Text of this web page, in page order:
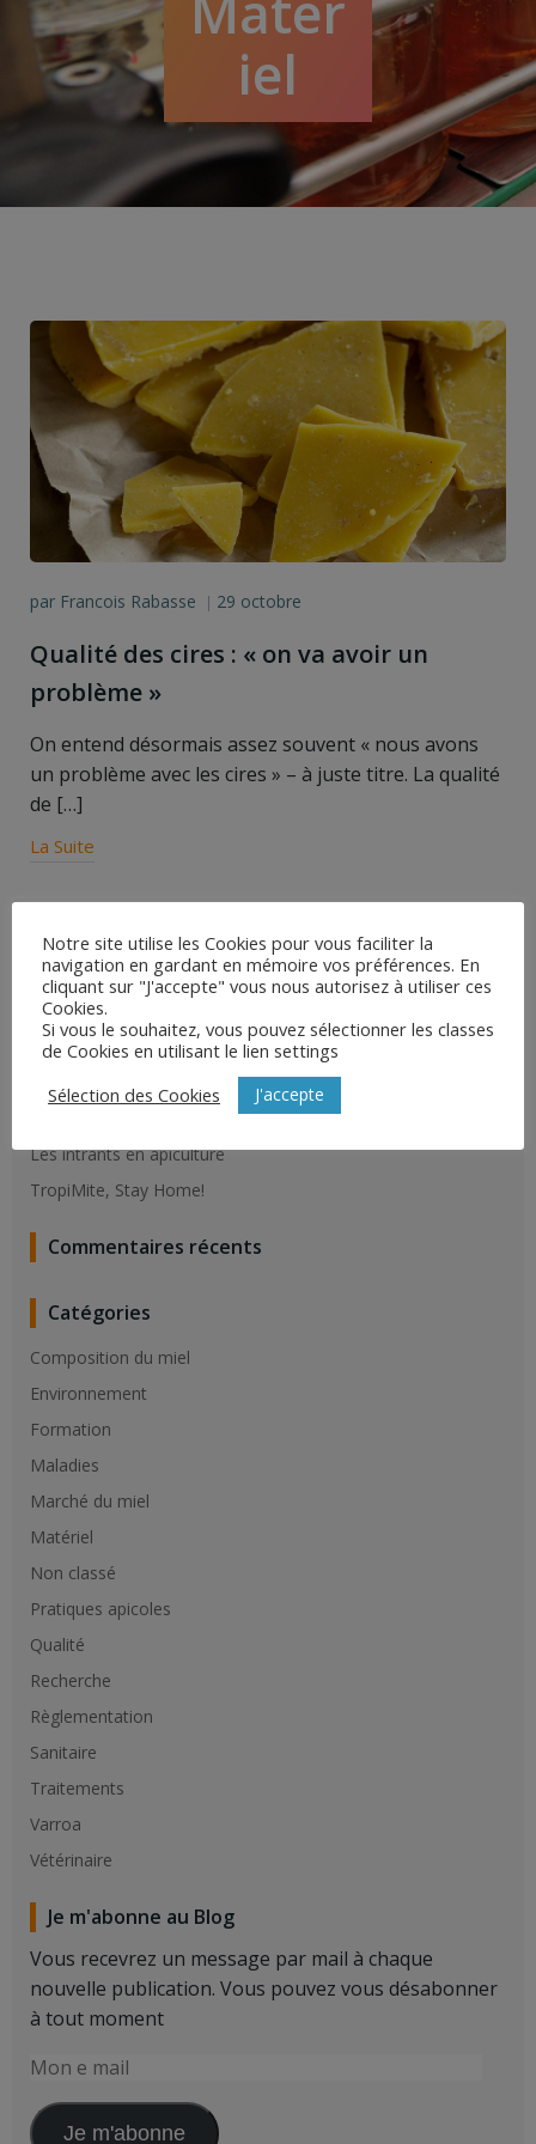
iel
par Francois Rabasse | 29 octobre
Qualité des cires : « on va avoir un
problème »
On entend désormais assez souvent « nous avons
un problème avec les cires » – à juste titre. La qualité
de […]
La Suite
for:
Articles récents
Sensibilité des Vétérinaires à l’apiculture
Résistance du varroa aux molécules de synthèse
Vaccination contre la loque Américaine
Les intrants en apiculture
TropiMite, Stay Home!
Commentaires récents
Catégories
Composition du miel
Environnement
Formation
Maladies
Marché du miel
Matériel
Non classé
Pratiques apicoles
Qualité
Recherche
Règlementation
Sanitaire
Traitements
Varroa
Vétérinaire
Je m'abonne au Blog
Vous recevrez un message par mail à chaque
nouvelle publication. Vous pouvez vous désabonner
à tout moment
Mon
mail Je m'abonne
Notre site utilise les Cookies pour vous faciliter la
navigation en gardant en mémoire vos préférences. En
cliquant sur "J'accepte" vous nous autorisez à utiliser ces
Cookies.
Si vous le souhaitez, vous pouvez sélectionner les classes
de Cookies en utilisant le lien settings
Sélection des Cookies
J'accepte